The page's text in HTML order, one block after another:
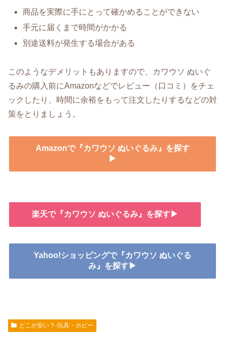
商品を実際に手にとって確かめることができない
手元に届くまで時間がかかる
別途送料が発生する場合がある
このようなデメリットもありますので、カワウソ ぬいぐ
るみの購入前にAmazonなどでレビュー（口コミ）をチェ
ックしたり、時間に余裕をもって注文したりするなどの対
策をとりましょう。
Amazonで『カワウソ ぬいぐるみ』を探す
▶
楽天で『カワウソ ぬいぐるみ』を探す▶
Yahoo!ショッピングで『カワウソ ぬいぐる
み』を探す▶
どこが安い？-玩具・ホビー